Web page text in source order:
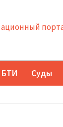
БТИ Суды